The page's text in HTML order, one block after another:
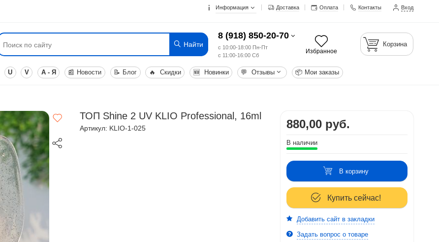
Информация Доставка Оплата Контакты Вход
Найти
8 (918) 850-20-70
с 10:00-18:00 Пн-Пт
с 11:00-16:00 Сб
Избранное
Корзина
U V А - Я 📰 Новости 📝 Блог 🔥 Скидки 🆕 Новинки 💬 Отзывы 📦 Мои заказы
ТОП Shine 2 UV KLIO Professional, 16ml
Артикул: KLIO-1-025 880,00 руб.
В наличии
В корзину
Купить сейчас!
Добавить сайт в закладки
Задать вопрос о товаре